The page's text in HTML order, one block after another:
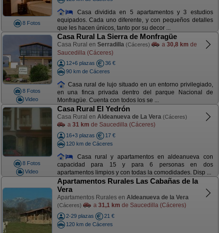
8 Fotos
Casa dividida en 5 apartamentos y 3 estudios
equipados. Cada uno diferente, y con pequeños detalles
que les hacen únicos, tanto por su decor ...
8 Fotos
Video
Casa Rural La Sierra de Monfragüe
Casa Rural en Serradilla (Cáceres) a 30,8 km de
Saucedilla (Cáceres)
12+6 plazas
36 €
90 km de Cáceres
Casa rural de lujo situado en un entorno privilegiado,
en una finca privada dentro del parque Nacional de
Monfragüe. Cuenta con todos los se ...
8 Fotos
Video
Casa Rural El Yedrón
Casa Rural en Aldeanueva de La Vera (Cáceres)
a 31 km de Saucedilla (Cáceres)
16+3 plazas
17 €
120 km de Cáceres
Casa rural y apartamentos en aldeanueva con
capacidad para 15 y para 6 personas en dos
apartamentos limpios y con todas la comodidades. Disp ...
Apartamentos Rurales Las Cabañas de la
Vera
Apartamentos Rurales en Aldeanueva de la Vera
(Cáceres) a 31,1 km de Saucedilla (Cáceres)
2-29 plazas
21 €
120 km de Cáceres